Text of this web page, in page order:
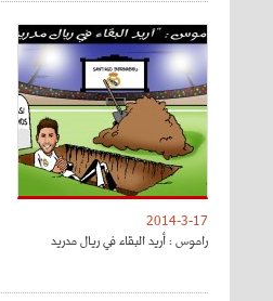
2014-3-17
راموس : أريد البقاء في ريال مدريد